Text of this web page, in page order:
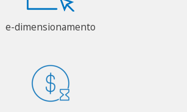
e-dimensionamento